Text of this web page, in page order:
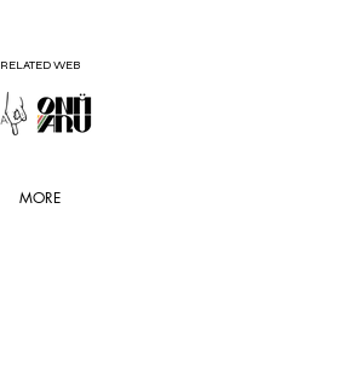
RELATED WEB
MORE